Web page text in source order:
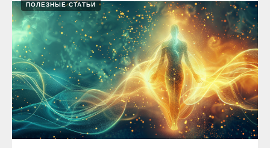
ПОЛЕЗНЫЕ СТАТЬИ